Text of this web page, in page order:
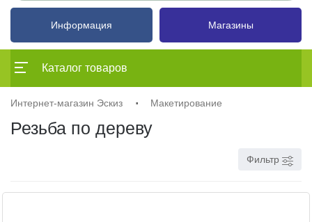
Информация Магазины
Каталог товаров
Интернет-магазин Эскиз Макетирование
Резьба по дереву
Фильтр